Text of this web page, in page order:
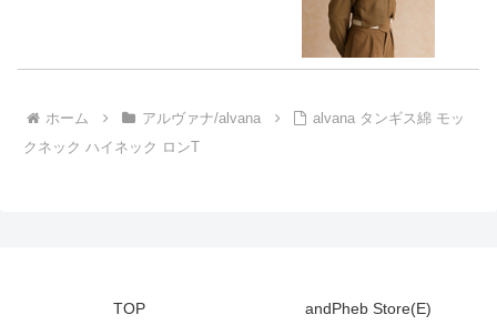
ホーム アルヴァナ/alvana
alvana タンギス綿 モッ
クネック ハイネック ロンT
TOP
andPheb Store(E)